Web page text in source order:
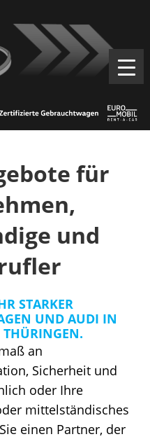
für
und
STARKER
UND AUDI IN
an
Sicherheit und
oder Ihre
mittelständisches
einen Partner, der